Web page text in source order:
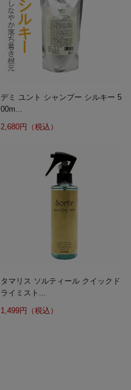
デミ ユント シャンプー シルキー 5
00m...
2,680円（税込）
タマリス ソルティール クイックド
ライミスト...
1,499円（税込）